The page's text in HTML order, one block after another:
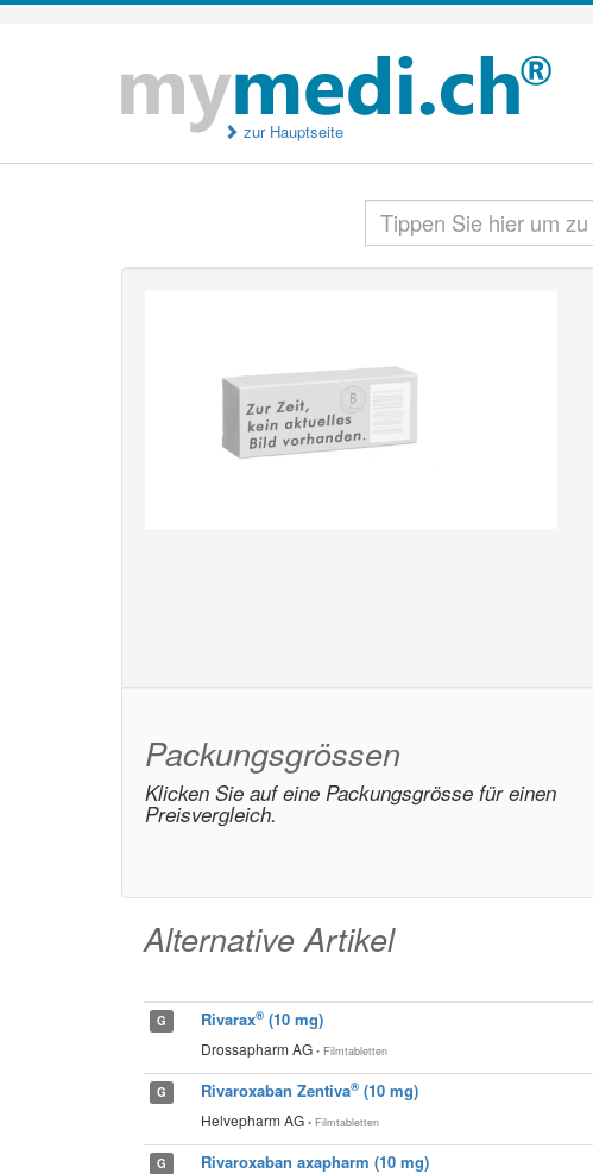
zur Hauptseite
Packungsgrössen
Klicken Sie auf eine Packungsgrösse für einen
Preisvergleich.
Alternative Artikel
G Rivarax® (10 mg)
Drossapharm AG • Filmtabletten
G Rivaroxaban Zentiva® (10 mg)
Helvepharm AG • Filmtabletten
G Rivaroxaban axapharm (10 mg)